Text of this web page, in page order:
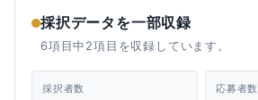
採択データを一部収録
6項目中2項目を収録しています。
採択者数 応募者数